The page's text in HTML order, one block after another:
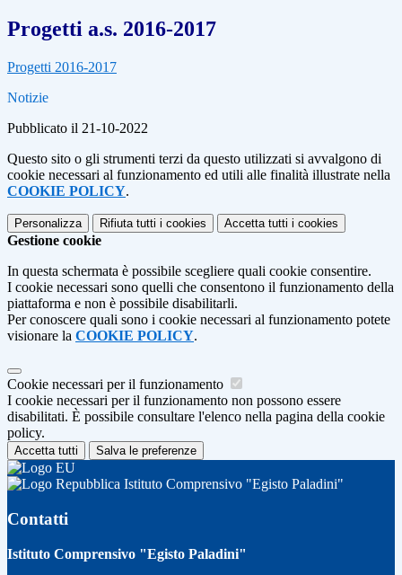
Progetti a.s. 2016-2017
Progetti 2016-2017
Notizie
Pubblicato il 21-10-2022
Questo sito o gli strumenti terzi da questo utilizzati si avvalgono di
cookie necessari al funzionamento ed utili alle finalità illustrate nella
COOKIE POLICY.
Personalizza Rifiuta tutti i cookies Accetta tutti i cookies
Gestione cookie
In questa schermata è possibile scegliere quali cookie consentire.
I cookie necessari sono quelli che consentono il funzionamento della
piattaforma e non è possibile disabilitarli.
Per conoscere quali sono i cookie necessari al funzionamento potete
visionare la COOKIE POLICY.
Cookie necessari per il funzionamento
I cookie necessari per il funzionamento non possono essere
disabilitati. È possibile consultare l'elenco nella pagina della cookie
policy.
Accetta tutti Salva le preferenze
Istituto Comprensivo "Egisto Paladini"
Contatti
Istituto Comprensivo "Egisto Paladini"